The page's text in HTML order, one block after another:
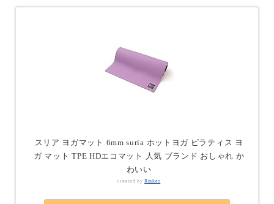
スリア ヨガマット 6mm suria ホットヨガ ピラティス ヨ
ガ マット TPE HDエコマット 人気 ブランド おしゃれ か
わいい
created byRinker